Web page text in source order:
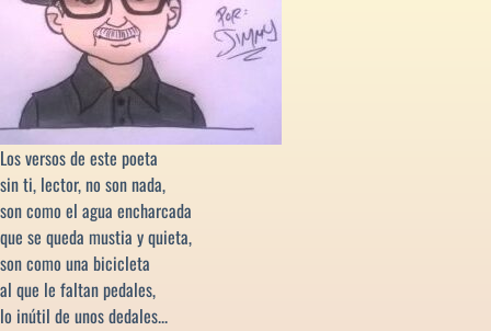
Los versos de este poeta
sin ti, lector, no son nada,
son como el agua encharcada
que se queda mustia y quieta,
son como una bicicleta
al que le faltan pedales,
lo inútil de unos dedales...